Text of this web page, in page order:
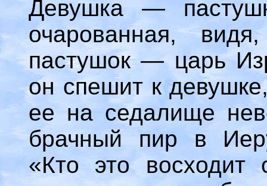
Девушка —
очарованная,
пастушок — царь
он спешит к
ее на седалище
брачный пир в
«Кто это восходит